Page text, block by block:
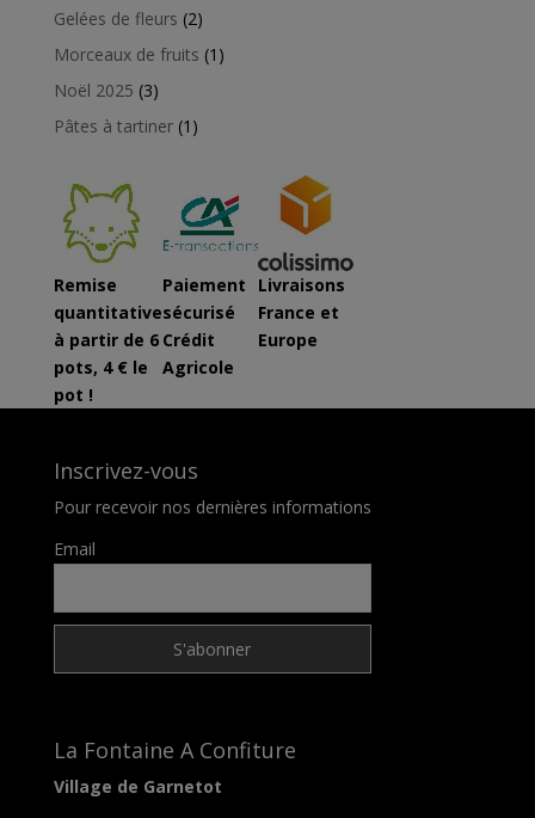
Gelées de fleurs 22
produits
Morceaux de fruits 1 1
Noël 2025 33
produits
Pâtes à tartiner 1 1
Remise
quantitative
à partir de 6
pots, 4 € le
pot !
Paiement
sécurisé
Crédit
Agricole
Livraisons
France et
Europe
Inscrivez-vous
Pour recevoir nos dernières informations
Email
La Fontaine A Confiture
Village de Garnetot